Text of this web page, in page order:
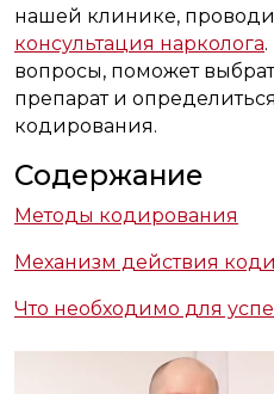
нашей клинике,
консультация нарколога
вопросы, поможет
препарат и
кодирования.
Содержание
Методы кодирования
Механизм действия
Что необходимо для